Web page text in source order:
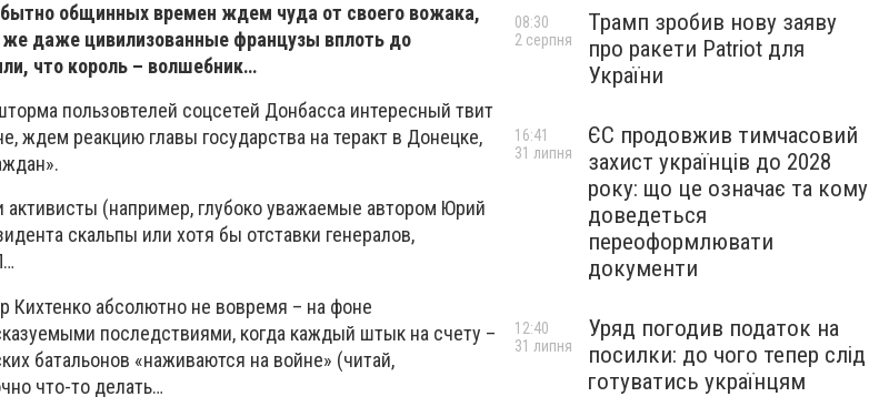
общинных времен ждем чуда от своего вожака,
даже цивилизованные французы вплоть до
что король – волшебник…
пользовтелей соцсетей Донбасса интересный твит
ждем реакцию главы государства на теракт в Донецке,
(например, глубоко уважаемые автором Юрий
скальпы или хотя бы отставки генералов,
Кихтенко абсолютно не вовремя – на фоне
последствиями, когда каждый штык на счету –
батальонов «наживаются на войне» (читай,
что-то делать…
Трамп зробив нову заяву
про ракети Patriot для
України
08:30
2 серпня
ЄС продовжив тимчасовий
захист українців до 2028
року: що це означає та кому
доведеться
переоформлювати
документи
16:41
31 липня
Уряд погодив податок на
посилки: до чого тепер слід
готуватись українцям
12:40
31 липня